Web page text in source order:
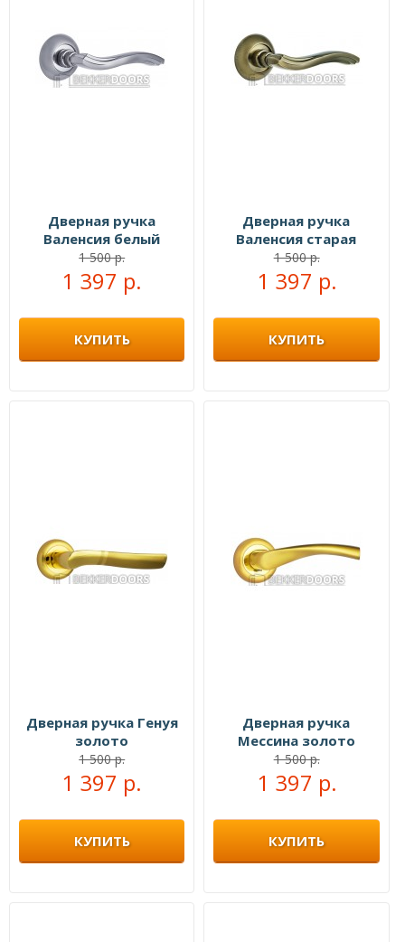
Дверная ручка
Валенсия белый
никель/хром
1 500 р.
1 397 р.
КУПИТЬ
Дверная ручка
Валенсия старая
бронза
1 500 р.
1 397 р.
КУПИТЬ
Дверная ручка Генуя
золото
1 500 р.
1 397 р.
КУПИТЬ
Дверная ручка
Мессина золото
1 500 р.
1 397 р.
КУПИТЬ